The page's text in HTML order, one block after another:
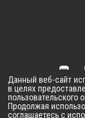
Данный веб-сайт
в целях
пользовательского
Продолжая
соглашаетесь с